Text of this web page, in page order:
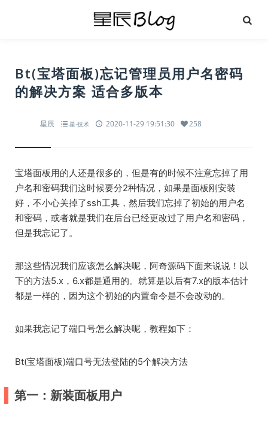
Bt(宝塔面板)忘记管理员用户名密码
的解决方案 适合多版本
星辰 星·技术 2020-11-29 19:51:30 258
宝塔面板用的人还是很多的，但是有的时候不注意忘掉了用
户名和密码我们这时候要分2种情况，如果是面板刚安装
好，不小心关掉了ssh工具，然后我们忘掉了初始的用户名
和密码，或者就是我们在后台已经更改过了用户名和密码，
但是我忘记了。
那这些情况我们应该怎么解决呢，阿奇源码下面来说说！以
下的方法5.x，6.x都是通用的。就算是以后有7.x的版本估计
都是一样的，因为这个初始的内置命令是不会改动的。
如果我忘记了端口号怎么解决呢，教程如下：
Bt(宝塔面板)端口号无法登陆的5个解决方法
第一：新装面板用户